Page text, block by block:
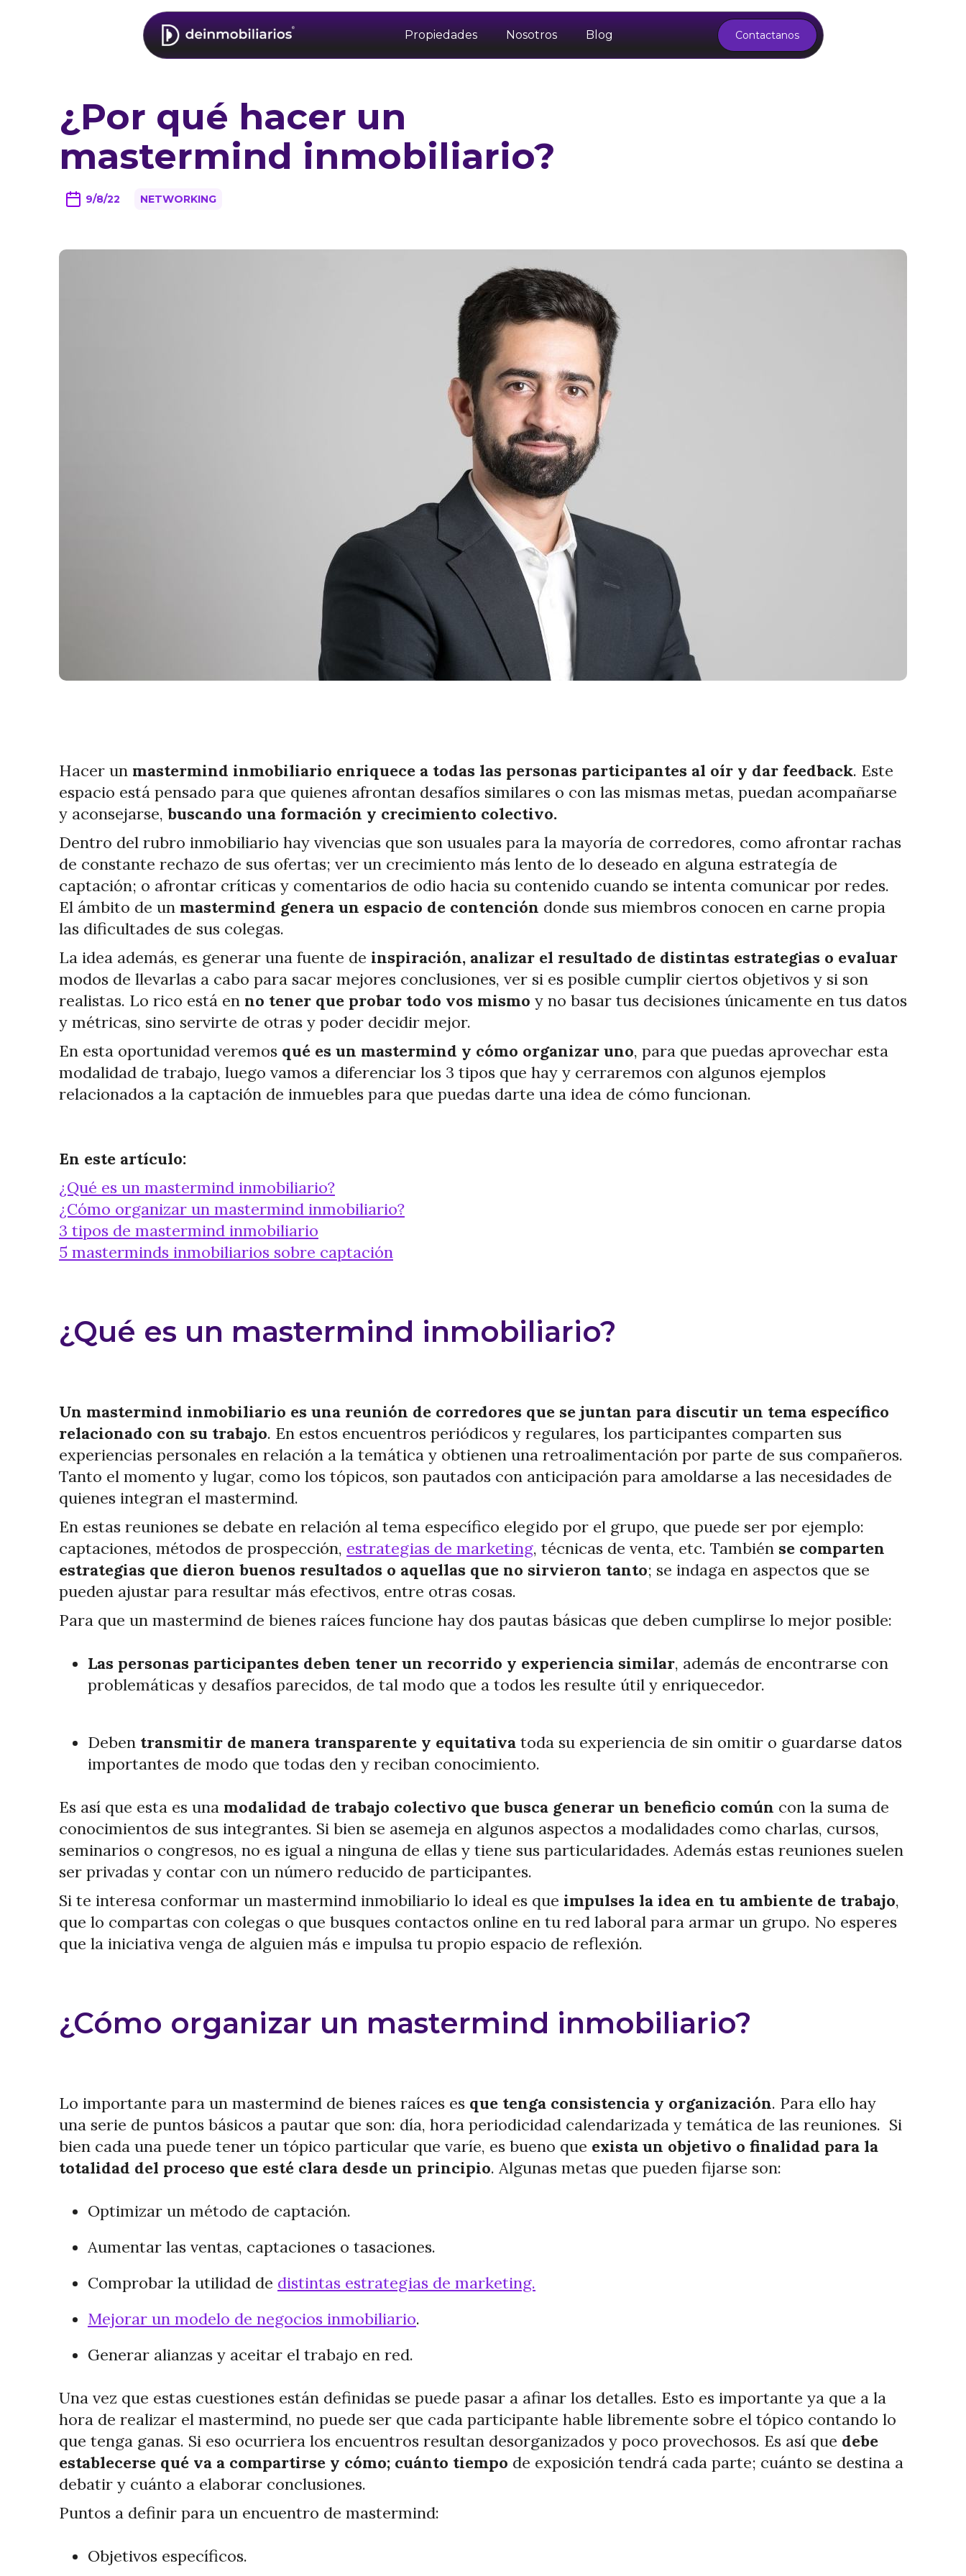
¿Por qué hacer un
mastermind inmobiliario?
9/8/22 NETWORKING
Propiedades Nosotros Blog Contactanos
Hacer un mastermind inmobiliario enriquece a todas las personas participantes al oír y dar feedback. Este
espacio está pensado para que quienes afrontan desafíos similares o con las mismas metas, puedan acompañarse
y aconsejarse, buscando una formación y crecimiento colectivo.
Dentro del rubro inmobiliario hay vivencias que son usuales para la mayoría de corredores, como afrontar rachas
de constante rechazo de sus ofertas; ver un crecimiento más lento de lo deseado en alguna estrategía de
captación; o afrontar críticas y comentarios de odio hacia su contenido cuando se intenta comunicar por redes.
El ámbito de un mastermind genera un espacio de contención donde sus miembros conocen en carne propia
las dificultades de sus colegas.
La idea además, es generar una fuente de inspiración, analizar el resultado de distintas estrategias o evaluar
modos de llevarlas a cabo para sacar mejores conclusiones, ver si es posible cumplir ciertos objetivos y si son
realistas. Lo rico está en no tener que probar todo vos mismo y no basar tus decisiones únicamente en tus datos
y métricas, sino servirte de otras y poder decidir mejor.
En esta oportunidad veremos qué es un mastermind y cómo organizar uno, para que puedas aprovechar esta
modalidad de trabajo, luego vamos a diferenciar los 3 tipos que hay y cerraremos con algunos ejemplos
relacionados a la captación de inmuebles para que puedas darte una idea de cómo funcionan.
En este artículo:
¿Qué es un mastermind inmobiliario?
¿Cómo organizar un mastermind inmobiliario?
3 tipos de mastermind inmobiliario
5 masterminds inmobiliarios sobre captación
¿Qué es un mastermind inmobiliario?
Un mastermind inmobiliario es una reunión de corredores que se juntan para discutir un tema específico
relacionado con su trabajo. En estos encuentros periódicos y regulares, los participantes comparten sus
experiencias personales en relación a la temática y obtienen una retroalimentación por parte de sus compañeros.
Tanto el momento y lugar, como los tópicos, son pautados con anticipación para amoldarse a las necesidades de
quienes integran el mastermind.
En estas reuniones se debate en relación al tema específico elegido por el grupo, que puede ser por ejemplo:
captaciones, métodos de prospección, estrategias de marketing, técnicas de venta, etc. También se comparten
estrategias que dieron buenos resultados o aquellas que no sirvieron tanto; se indaga en aspectos que se
pueden ajustar para resultar más efectivos, entre otras cosas.
Para que un mastermind de bienes raíces funcione hay dos pautas básicas que deben cumplirse lo mejor posible:
Las personas participantes deben tener un recorrido y experiencia similar, además de encontrarse con
problemáticas y desafíos parecidos, de tal modo que a todos les resulte útil y enriquecedor.
Deben transmitir de manera transparente y equitativa toda su experiencia de sin omitir o guardarse datos
importantes de modo que todas den y reciban conocimiento.
Es así que esta es una modalidad de trabajo colectivo que busca generar un beneficio común con la suma de
conocimientos de sus integrantes. Si bien se asemeja en algunos aspectos a modalidades como charlas, cursos,
seminarios o congresos, no es igual a ninguna de ellas y tiene sus particularidades. Además estas reuniones suelen
ser privadas y contar con un número reducido de participantes.
Si te interesa conformar un mastermind inmobiliario lo ideal es que impulses la idea en tu ambiente de trabajo,
que lo compartas con colegas o que busques contactos online en tu red laboral para armar un grupo. No esperes
que la iniciativa venga de alguien más e impulsa tu propio espacio de reflexión.
¿Cómo organizar un mastermind inmobiliario?
Lo importante para un mastermind de bienes raíces es que tenga consistencia y organización. Para ello hay
una serie de puntos básicos a pautar que son: día, hora periodicidad calendarizada y temática de las reuniones. Si
bien cada una puede tener un tópico particular que varíe, es bueno que exista un objetivo o finalidad para la
totalidad del proceso que esté clara desde un principio. Algunas metas que pueden fijarse son:
Optimizar un método de captación.
Aumentar las ventas, captaciones o tasaciones.
Comprobar la utilidad de distintas estrategias de marketing.
Mejorar un modelo de negocios inmobiliario.
Generar alianzas y aceitar el trabajo en red.
Una vez que estas cuestiones están definidas se puede pasar a afinar los detalles. Esto es importante ya que a la
hora de realizar el mastermind, no puede ser que cada participante hable libremente sobre el tópico contando lo
que tenga ganas. Si eso ocurriera los encuentros resultan desorganizados y poco provechosos. Es así que debe
establecerse qué va a compartirse y cómo; cuánto tiempo de exposición tendrá cada parte; cuánto se destina a
debatir y cuánto a elaborar conclusiones.
Puntos a definir para un encuentro de mastermind:
Objetivos específicos.